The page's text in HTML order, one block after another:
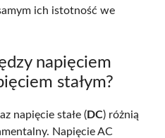
ich istotność we
napięciem
stałym?
napięcie stałe (DC) różnią
Napięcie AC